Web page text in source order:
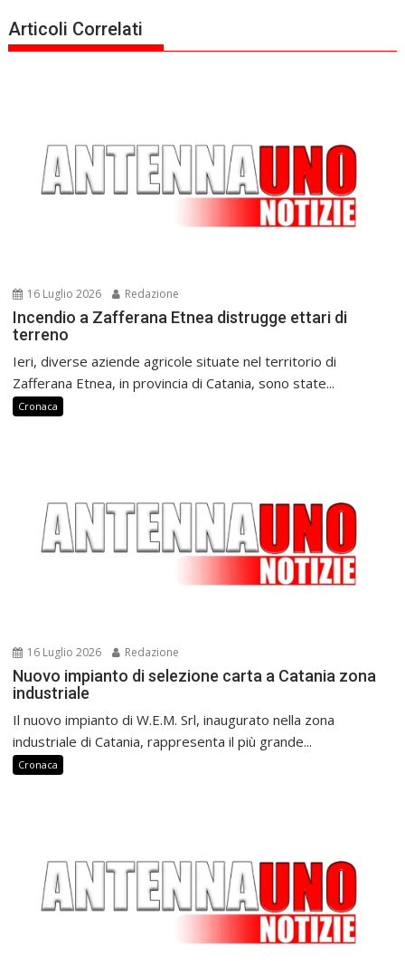
Articoli Correlati
16 Luglio 2026 Redazione
Incendio a Zafferana Etnea distrugge ettari di
terreno
Ieri, diverse aziende agricole situate nel territorio di
Zafferana Etnea, in provincia di Catania, sono state...
Cronaca
16 Luglio 2026 Redazione
Nuovo impianto di selezione carta a Catania zona
industriale
Il nuovo impianto di W.E.M. Srl, inaugurato nella zona
industriale di Catania, rappresenta il più grande...
Cronaca